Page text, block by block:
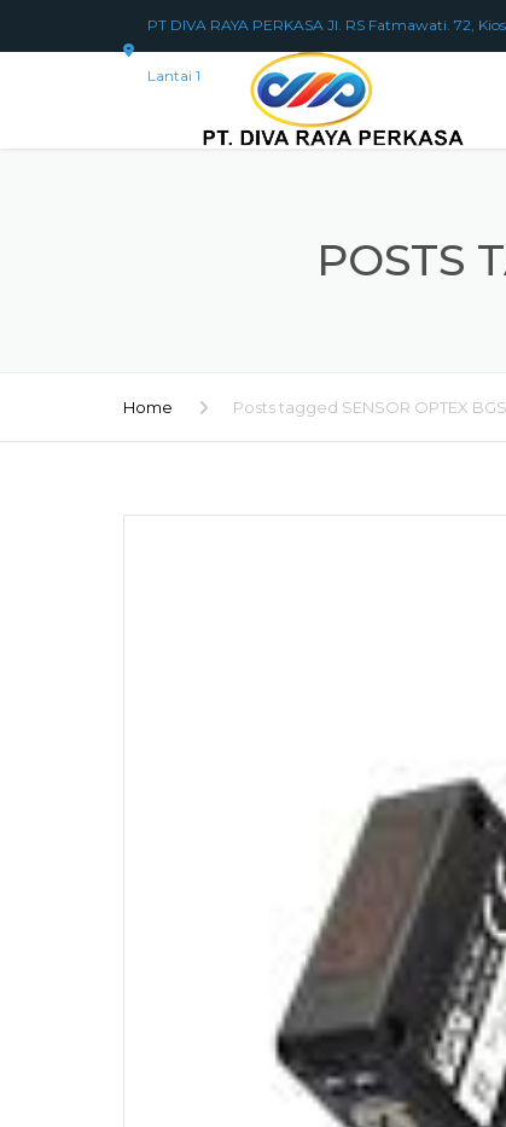
PT DIVA RAYA PERKASA Jl. RS Fatmawati. 72,
Lantai 1
POSTS
Home Posts tagged SENSOR OPTEX